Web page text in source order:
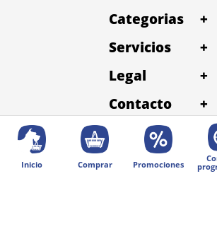
Inicio Comprar Promociones
Categorias
+
Servicios
+
Legal
+
Contacto
+